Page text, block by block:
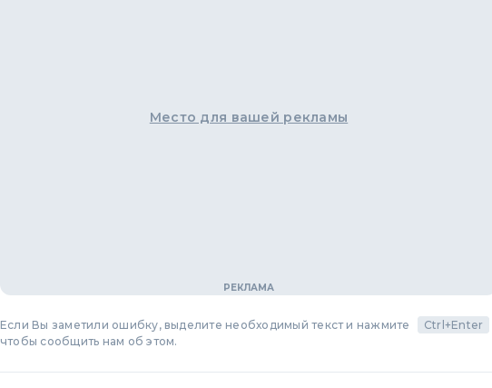
Место для вашей рекламы
Если Вы заметили ошибку, выделите необходимый текст и нажмите Ctrl+Enter
чтобы сообщить нам об этом.